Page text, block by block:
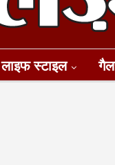
लाइफ स्टाइल